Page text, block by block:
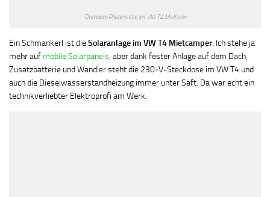
Drehbare Pilotensitze im VW T4 Multivan
Ein Schmankerl ist dieSolaranlage im VW T4 Mietcamper. Ich stehe ja
mehr auf mobile Solarpanels, aber dank fester Anlage auf dem Dach,
Zusatzbatterie und Wandler steht die 230‐V-Steckdose im VW T4 und
auch die Dieselwasserstandheizung immer unter Saft. Da war echt ein
technikverliebter Elektroprofi am Werk.